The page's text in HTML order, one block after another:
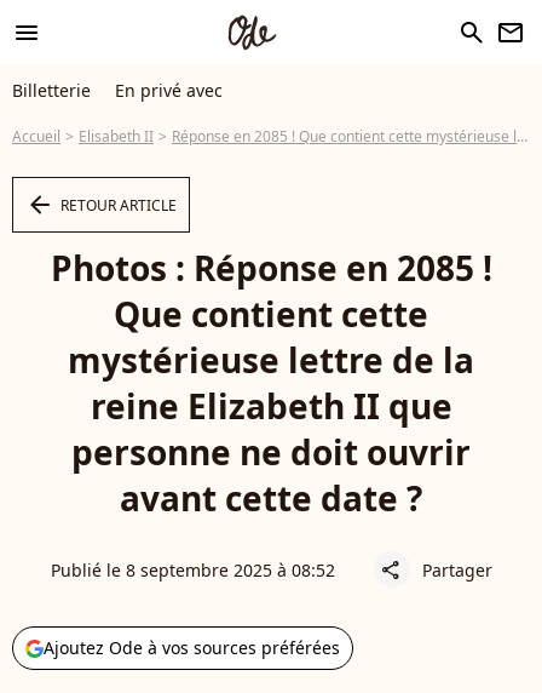
menu search newsletter
Billetterie En privé avec
Accueil Elisabeth II Réponse en 2085 ! Que contient cette mystérieuse lettre de la reine Elizabeth II que personne ne doit ouvrir avant cette date ?
arrow_left RETOUR ARTICLE
Photos : Réponse en 2085 !
Que contient cette
mystérieuse lettre de la
reine Elizabeth II que
personne ne doit ouvrir
avant cette date ?
Publié le 8 septembre 2025 à 08:52 share Partager
Ajoutez Ode à vos sources préférées